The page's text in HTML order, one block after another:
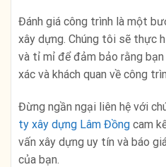
Đánh giá công trình là một
xây dựng. Chúng tôi sẽ thực
và tỉ mỉ để đảm bảo rằng
xác và khách quan về công
Đừng ngần ngại liên hệ với
ty xây dựng Lâm Đồng cam
vấn xây dựng uy tín và báo
của bạn.